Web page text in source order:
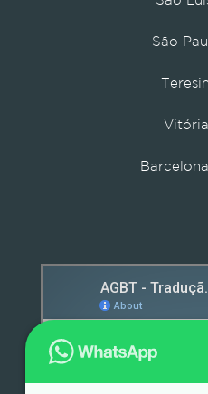
São